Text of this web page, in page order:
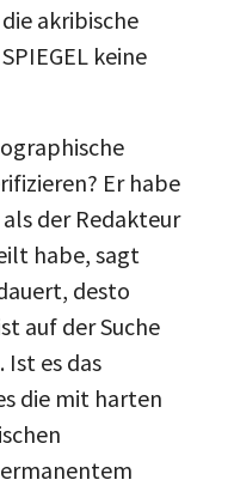
akribische
keine
Er habe
der Redakteur
habe, sagt
desto
auf der Suche
Ist es das
die mit harten